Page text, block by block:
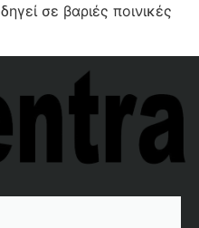
σε βαριές ποινικές